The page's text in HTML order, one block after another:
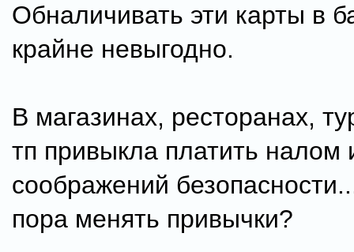
Обналичивать эти карты в
крайне невыгодно.
В магазинах, ресторанах,
тп привыкла платить налом
соображений
пора менять привычки?